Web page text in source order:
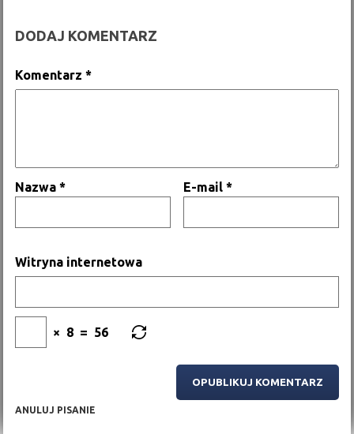
DODAJ KOMENTARZ
ANULUJ PISANIE
Komentarz*
Nazwa* E-mail*
Witryna internetowa
× 8 = 56